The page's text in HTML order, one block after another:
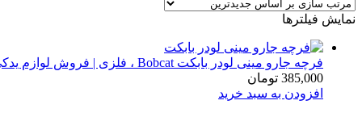
نمایش فیلترها
فرچه جارو مینی لودر بابکت Bobcat ، فلزی | فروش لوازم یدکی مینی لودر
385,000 تومان
افزودن به سبد خرید